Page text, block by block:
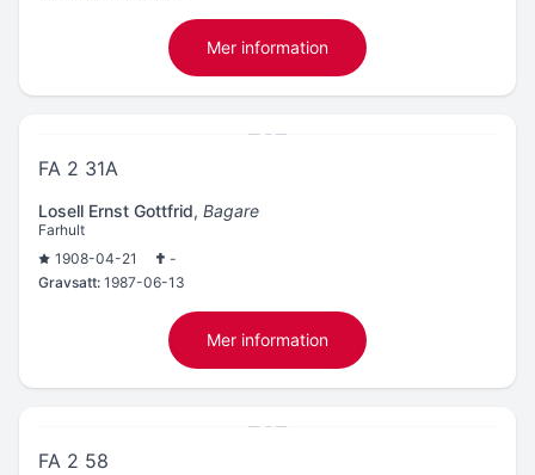
Mer information
FA 2 31A
Losell Ernst Gottfrid, Bagare
Farhult
1908-04-21
-
Gravsatt: 1987-06-13
Mer information
FA 2 58